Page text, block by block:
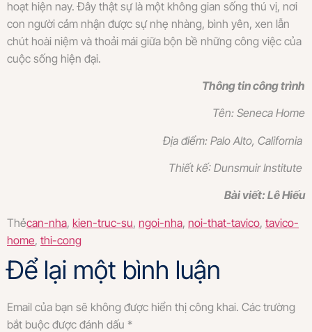
hoạt hiện nay. Đây thật sự là một không gian sống thú vị, nơi
con người cảm nhận được sự nhẹ nhàng, bình yên, xen lẫn
chút hoài niệm và thoải mái giữa bộn bề những công việc của
cuộc sống hiện đại.
Thông tin công trình
Tên: Seneca Home
Địa điểm: Palo Alto, California
Thiết kế: Dunsmuir Institute
Bài viết: Lê Hiếu
Thẻcan-nha, kien-truc-su, ngoi-nha, noi-that-tavico, tavico-
home, thi-cong
Để lại một bình luận
Email của bạn sẽ không được hiển thị công khai. Các trường
bắt buộc được đánh dấu *